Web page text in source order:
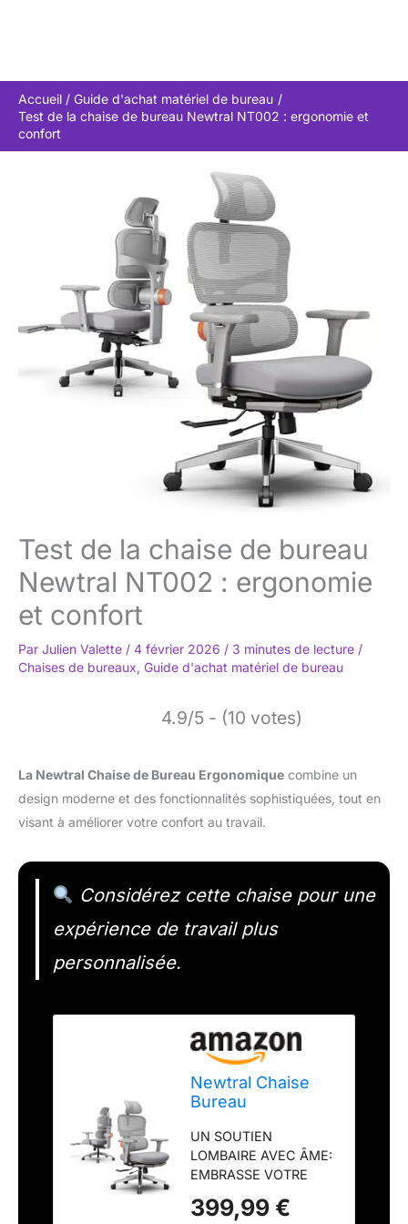
Accueil
Guide d'achat matériel de bureau
Test de la chaise de bureau Newtral NT002 : ergonomie et
confort
Test de la chaise de bureau
Newtral NT002 : ergonomie
et confort
Par Julien Valette / 4 février 2026 / 3 minutes de lecture /
Chaises de bureaux, Guide d'achat matériel de bureau
4.9/5 - (10 votes)
La Newtral Chaise de Bureau Ergonomique combine un
design moderne et des fonctionnalités sophistiquées, tout en
visant à améliorer votre confort au travail.
Considérez cette chaise pour une
expérience de travail plus
personnalisée.
Newtral Chaise
Bureau
Soutien Lombaire
Dynamique,
Repose-Pied,
Accoudoirs 4D et
Appui-tête 2D,
UN SOUTIEN
LOMBAIRE AVEC ÂME:
EMBRASSE VOTRE
VERTÉBRALE TOUTE
399,99 €